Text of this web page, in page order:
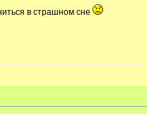
в страшном сне